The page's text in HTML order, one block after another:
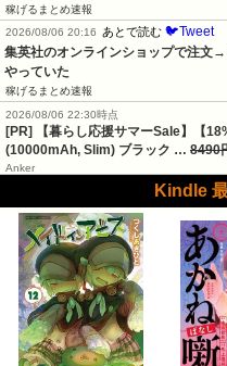
稼げるまとめ速報
2026/08/06 20:16
あとで読む 🐦Tweet
集英社のオンラインショップで注文
やっていた
稼げるまとめ速報
2026/08/06 22:30時点
[PR] 【暮らし応援サマーSale】【
(10000mAh, Slim) ブラック … 8490
Anker
Kindle